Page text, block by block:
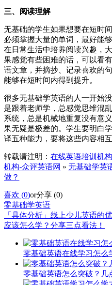
三、阅读理解
无基础的学生如果想要在短时
必须掌握大量的单词，最好能
在日常生活中培养阅读兴趣，
果感觉有些困难的话，可以看
语文章，并摘抄、记录喜欢的
能够在短时间内得到提升。
很多无基础学英语的人一开始
是跟着老师学，总感觉思维混
系统，总是机械地重复没有意
果无疑是极差的。学生要明白
译五种能力，要将这些内容相
转载请注明： 在线英语培训机
机构-众评英语网 » 无基础学英
做？
喜欢 (0)or分享 (0)
零基础学英语
「具体分析」线上少儿英语的
应该怎么学？分享三点看法！
零基础英语在线学习怎么
零基础英语怎么突破？几